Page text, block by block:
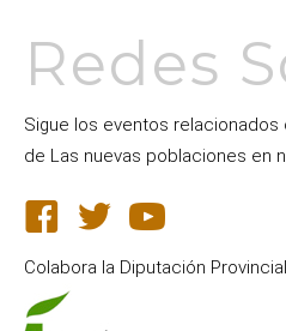
Redes
Sigue los eventos relacionados
de Las nuevas poblaciones en
Colabora la Diputación